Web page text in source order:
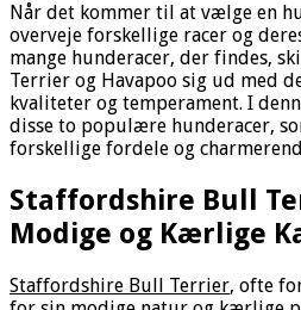
Når det kommer til at vælge en
overveje forskellige racer og
mange hunderacer, der findes,
Terrier og Havapoo sig ud med
kvaliteter og temperament. I
disse to populære hunderacer,
forskellige fordele og
Staffordshire Bull
Modige og Kærlige
Staffordshire Bull Terrier, ofte